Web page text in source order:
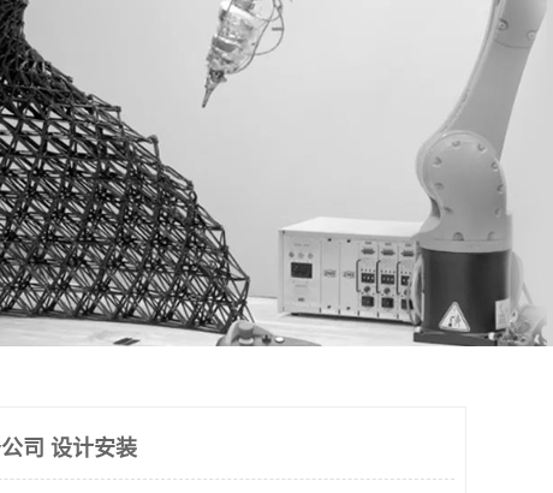
司 设计安装